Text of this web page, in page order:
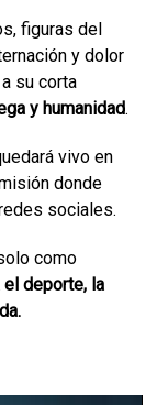
figuras del
y dolor
su corta
y humanidad.
vivo en
donde
sociales.
como
el deporte, la